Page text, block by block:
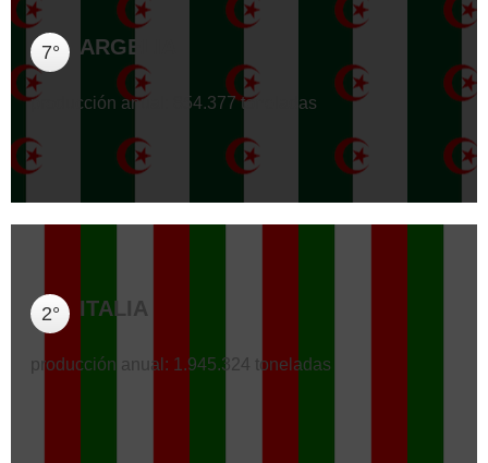
7° ARGELIA
producción anual: 854.377 toneladas
2° ITALIA
producción anual: 1.945.324 toneladas